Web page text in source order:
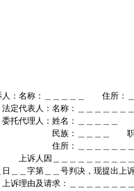
人：名称：＿＿＿＿＿ 住所：
代表人：名称：＿＿＿＿＿＿
代理人：姓名：＿＿＿＿＿
族：＿＿＿＿ 职务：＿
：＿＿＿＿＿＿＿＿＿
人因＿＿＿＿＿＿＿＿＿＿一
日＿＿字第＿＿号判决，现提出上
理由及请求：＿＿＿＿＿＿＿＿